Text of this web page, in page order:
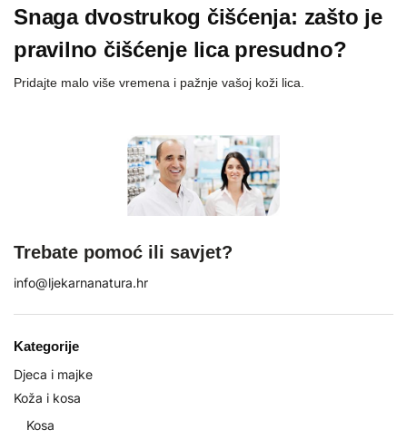
Snaga dvostrukog čišćenja: zašto je
pravilno čišćenje lica presudno?
Pridajte malo više vremena i pažnje vašoj koži lica.
Trebate pomoć ili savjet?
info@ljekarnanatura.hr
Kategorije
Djeca i majke
Koža i kosa
Kosa